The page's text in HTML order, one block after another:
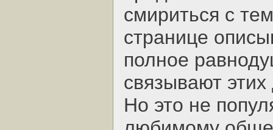
смириться с
странице
полное
связывают
Но это не